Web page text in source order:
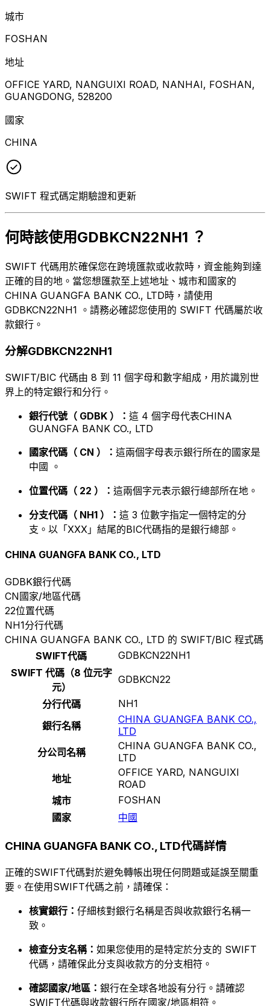
城市
FOSHAN
地址
OFFICE YARD, NANGUIXI ROAD, NANHAI, FOSHAN,
GUANGDONG, 528200
國家
CHINA
SWIFT 程式碼定期驗證和更新
何時該使用GDBKCN22NH1 ？
SWIFT 代碼用於確保您在跨境匯款或收款時，資金能夠到達
正確的目的地。當您想匯款至上述地址、城市和國家的
CHINA GUANGFA BANK CO., LTD時，請使用
GDBKCN22NH1 。請務必確認您使用的 SWIFT 代碼屬於收
款銀行。
分解GDBKCN22NH1
SWIFT/BIC 代碼由 8 到 11 個字母和數字組成，用於識別世
界上的特定銀行和分行。
銀行代號（ GDBK ）： 這 4 個字母代表CHINA
GUANGFA BANK CO., LTD
國家代碼（ CN ）： 這兩個字母表示銀行所在的國家是
中國 。
位置代碼（ 22 ）： 這兩個字元表示銀行總部所在地。
分支代碼（ NH1 ）： 這 3 位數字指定一個特定的分
支。以「XXX」結尾的BIC代碼指的是銀行總部。
CHINA GUANGFA BANK CO., LTD
GDBK銀行代碼
CN國家/地區代碼
22位置代碼
NH1分行代碼
CHINA GUANGFA BANK CO., LTD 的 SWIFT/BIC 程式碼
SWIFT代碼
GDBKCN22NH1
SWIFT 代碼（8 位元字
元）
GDBKCN22
分行代碼
NH1
銀行名稱
CHINA GUANGFA BANK CO.,
LTD
分公司名稱
CHINA GUANGFA BANK CO.,
LTD
地址
OFFICE YARD, NANGUIXI
ROAD
城市
FOSHAN
國家
中國
CHINA GUANGFA BANK CO., LTD代碼詳情
正確的SWIFT代碼對於避免轉帳出現任何問題或延誤至關重
要。在使用SWIFT代碼之前，請確保：
核實銀行： 仔細核對銀行名稱是否與收款銀行名稱一
致。
檢查分支名稱： 如果您使用的是特定於分支的 SWIFT
代碼，請確保此分支與收款方的分支相符。
確認國家/地區： 銀行在全球各地設有分行。請確認
SWIFT代碼與收款銀行所在國家/地區相符。